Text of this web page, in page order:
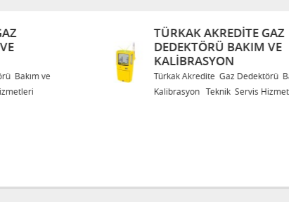
AKREDITE GAZ
BAKIM VE
Akredite Gaz Dedektörü Bakım ve
Teknik Servis Hizmetleri